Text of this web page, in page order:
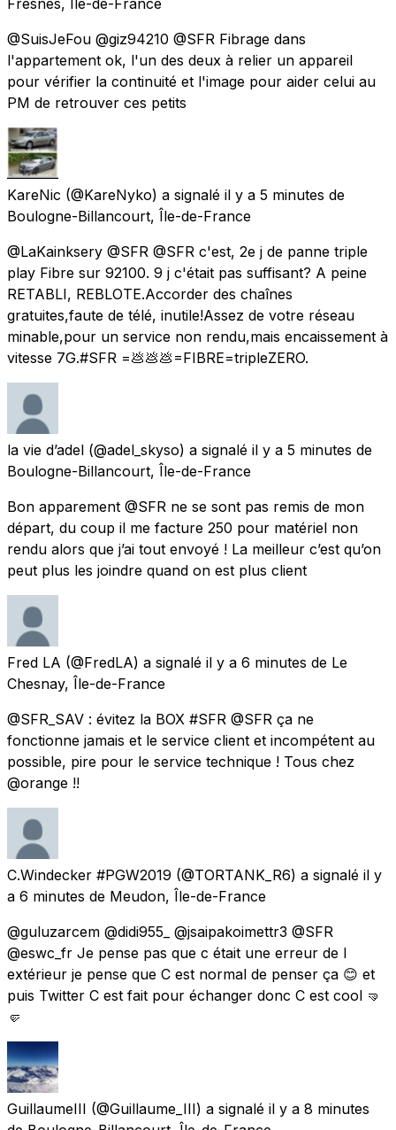
@SuisJeFou @giz94210 @SFR Fibrage dans
l'appartement ok, l'un des deux à relier un appareil
pour vérifier la continuité et l'image pour aider celui au
PM de retrouver ces petits
KareNic (@KareNyko) a signalé il y a 5 minutes de
Boulogne-Billancourt, Île-de-France
@LaKainksery @SFR @SFR c'est, 2e j de panne triple
play Fibre sur 92100. 9 j c'était pas suffisant? A peine
RETABLI, REBLOTE.Accorder des chaînes
gratuites,faute de télé, inutile!Assez de votre réseau
minable,pour un service non rendu,mais encaissement à
vitesse 7G.#SFR =💩💩💩=FIBRE=tripleZERO.
la vie d’adel (@adel_skyso) a signalé il y a 5 minutes de
Boulogne-Billancourt, Île-de-France
Bon apparement @SFR ne se sont pas remis de mon
départ, du coup il me facture 250 pour matériel non
rendu alors que j’ai tout envoyé ! La meilleur c’est qu’on
peut plus les joindre quand on est plus client
Fred LA (@FredLA) a signalé il y a 6 minutes de Le
Chesnay, Île-de-France
@SFR_SAV : évitez la BOX #SFR @SFR ça ne
fonctionne jamais et le service client et incompétent au
possible, pire pour le service technique ! Tous chez
@orange !!
C.Windecker #PGW2019 (@TORTANK_R6) a signalé il y
a 6 minutes de Meudon, Île-de-France
@guluzarcem @didi955_ @jsaipakoimettr3 @SFR
@eswc_fr Je pense pas que c était une erreur de l
extérieur je pense que C est normal de penser ça 😊 et
puis Twitter C est fait pour échanger donc C est cool 🤜
🤛
GuillaumeIII (@Guillaume_III) a signalé il y a 8 minutes